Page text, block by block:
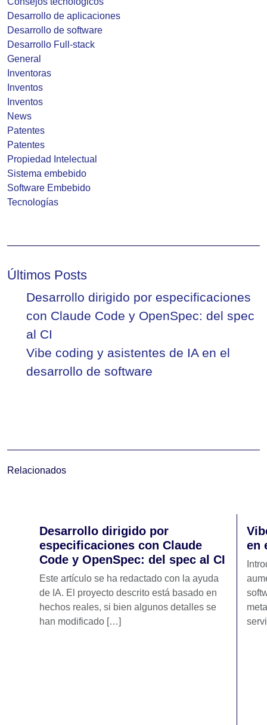
Desarrollo de aplicaciones
Desarrollo de software
Desarrollo Full-stack
General
Inventoras
Inventos
Inventos
News
Patentes
Patentes
Propiedad Intelectual
Sistema embebido
Software Embebido
Tecnologías
Últimos Posts
Desarrollo dirigido por especificaciones
con Claude Code y OpenSpec: del spec
al CI
Vibe coding y asistentes de IA en el
desarrollo de software
Relacionados
Desarrollo dirigido por
especificaciones con Claude
Code y OpenSpec: del spec al CI
Este artículo se ha redactado con la ayuda
de IA. El proyecto descrito está basado en
hechos reales, si bien algunos detalles se
han modificado […]
en